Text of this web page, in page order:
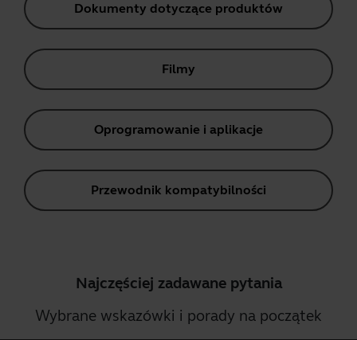
Dokumenty dotyczące produktów
Filmy
Oprogramowanie i aplikacje
Przewodnik kompatybilności
Najczęściej zadawane pytania
Wybrane wskazówki i porady na początek